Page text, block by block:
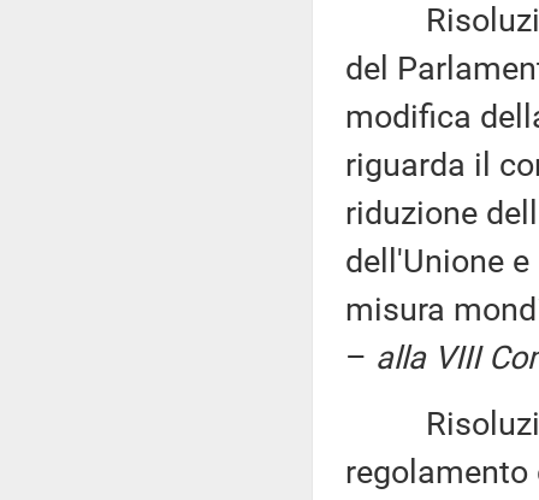
del
modifica
riguarda il
riduzione
dell'Unione
misura
– alla VIII
regolamento